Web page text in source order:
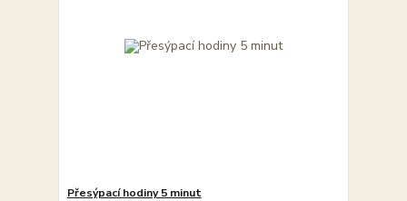
Přesýpací hodiny 5 minut